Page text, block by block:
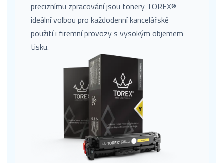
preciznímu zpracování jsou tonery TOREX®
ideální volbou pro každodenní kancelářské
použití i firemní provozy s vysokým objemem
tisku.